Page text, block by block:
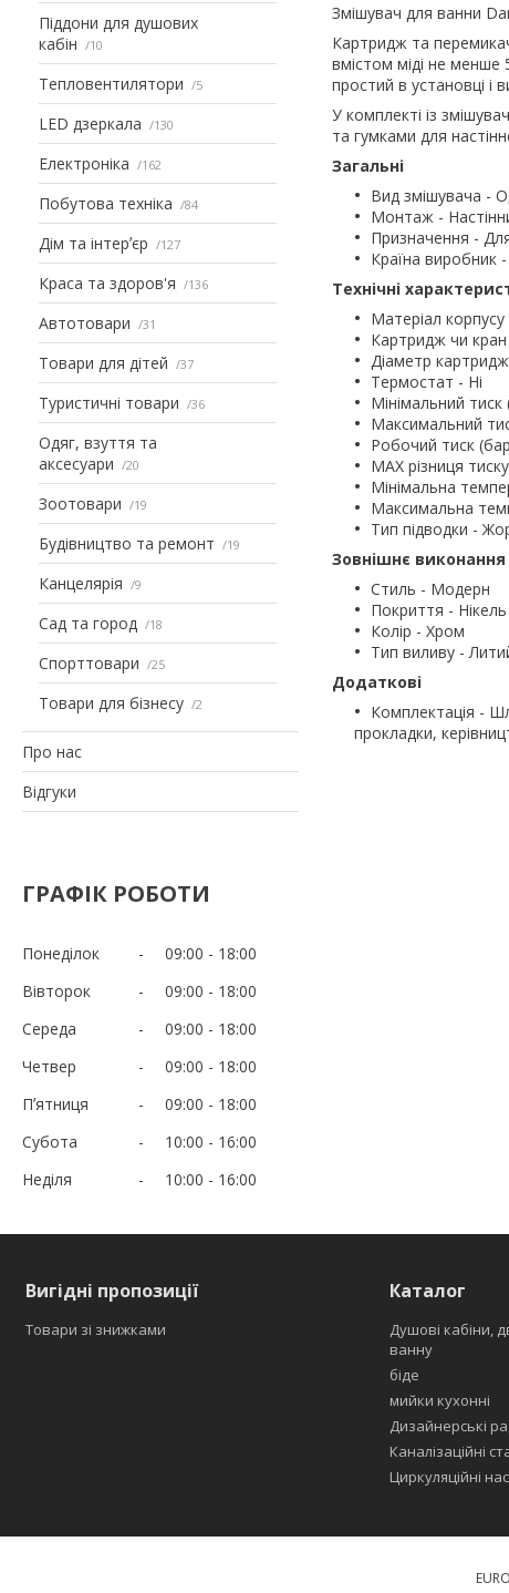
Піддони для душових
кабін
10
Тепловентилятори 5
LED дзеркала 130
Електроніка 162
Побутова техніка 84
Дім та інтерʼєр 127
Краса та здоров'я 136
Автотовари 31
Товари для дітей 37
Туристичні товари 36
Одяг, взуття та
аксесуари
20
Зоотовари 19
Будівництво та ремонт 19
Канцелярія 9
Сад та город 18
Спорттовари 25
Товари для бізнесу 2
Про нас
Відгуки
ГРАФІК РОБОТИ
Понеділок 09:00
18:00
Вівторок
09:00
18:00
Середа
09:00
18:00
Четвер
09:00
18:00
Пʼятниця
09:00
18:00
Субота
10:00
16:00
Неділя
10:00 16:00
Змішувач для ванни
Картридж та
вмістом міді не менше
простий в установці і
У комплекті із
та гумками для
Загальні
Вид змішувача -
Монтаж -
Призначення -
Країна виробник
Технічні
Матеріал
Картридж чи
Діаметр
Термостат - Ні
Мінімальний
Максимальний
Робочий тиск
MAX різниця
Мінімальна
Максимальна
Тип підводки -
Зовнішнє виконання
Стиль - Модерн
Покриття - Нікель
Колір - Хром
Тип виливу -
Додаткові
Комплектація -
прокладки,
Вигідні пропозиції
Товари зі знижками
Каталог
Душові кабіни,
ванну
біде
мийки кухонні
Дизайнерські
Каналізаційні
Циркуляційні